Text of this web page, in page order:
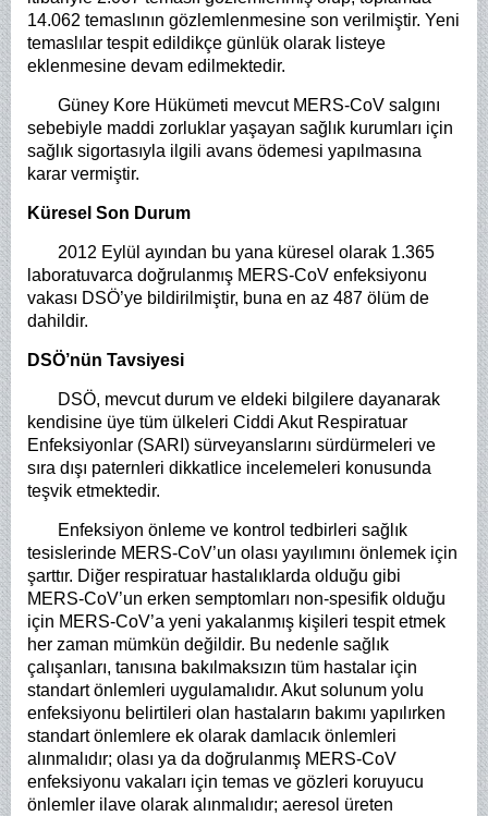
14.062 temaslının gözlemlenmesine son verilmiştir. Yeni
temaslılar tespit edildikçe günlük olarak listeye
eklenmesine devam edilmektedir.
Güney Kore Hükümeti mevcut MERS-CoV salgını
sebebiyle maddi zorluklar yaşayan sağlık kurumları için
sağlık sigortasıyla ilgili avans ödemesi yapılmasına
karar vermiştir.
Küresel Son Durum
2012 Eylül ayından bu yana küresel olarak 1.365
laboratuvarca doğrulanmış MERS-CoV enfeksiyonu
vakası DSÖ’ye bildirilmiştir, buna en az 487 ölüm de
dahildir.
DSÖ’nün Tavsiyesi
DSÖ, mevcut durum ve eldeki bilgilere dayanarak
kendisine üye tüm ülkeleri Ciddi Akut Respiratuar
Enfeksiyonlar (SARI) sürveyanslarını sürdürmeleri ve
sıra dışı paternleri dikkatlice incelemeleri konusunda
teşvik etmektedir.
Enfeksiyon önleme ve kontrol tedbirleri sağlık
tesislerinde MERS-CoV’un olası yayılımını önlemek için
şarttır. Diğer respiratuar hastalıklarda olduğu gibi
MERS-CoV’un erken semptomları non-spesifik olduğu
için MERS-CoV’a yeni yakalanmış kişileri tespit etmek
her zaman mümkün değildir. Bu nedenle sağlık
çalışanları, tanısına bakılmaksızın tüm hastalar için
standart önlemleri uygulamalıdır. Akut solunum yolu
enfeksiyonu belirtileri olan hastaların bakımı yapılırken
standart önlemlere ek olarak damlacık önlemleri
alınmalıdır; olası ya da doğrulanmış MERS-CoV
enfeksiyonu vakaları için temas ve gözleri koruyucu
önlemler ilave olarak alınmalıdır; aeresol üreten